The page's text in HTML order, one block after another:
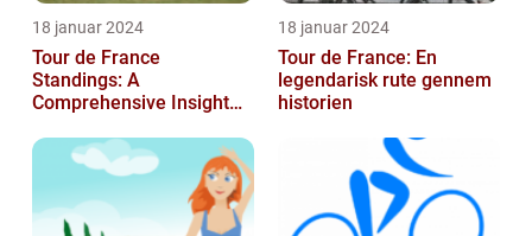
18 januar 2024
Tour de France
Standings: A
Comprehensive Insight
Race
18 januar 2024
Tour de France: En
legendarisk rute gennem
historien